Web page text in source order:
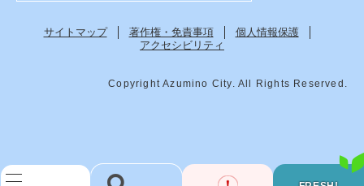
サイトマップ 著作権・免責事項
個人情報保護
アクセシビリティ
Copyright Azumino City. All Rights Reserved.